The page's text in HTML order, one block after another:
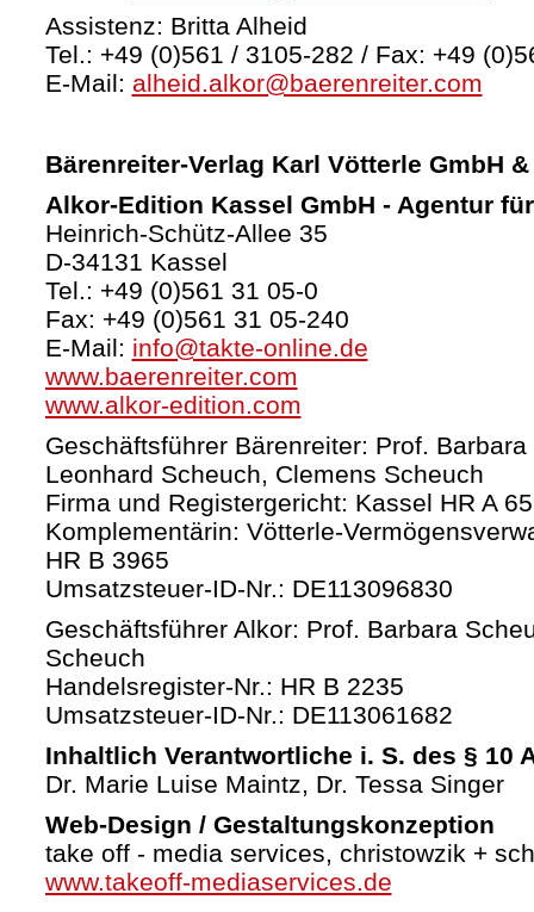
Assistenz: Britta Alheid
Tel.: +49 (0)561 / 3105-282 / Fax: +49
E-Mail: alheid.alkor@baerenreiter.com
Bärenreiter-Verlag Karl Vötterle GmbH &
Alkor-Edition Kassel GmbH - Agentur
Heinrich-Schütz-Allee 35
D-34131 Kassel
Tel.: +49 (0)561 31 05-0
Fax: +49 (0)561 31 05-240
E-Mail: info@takte-online.de
www.baerenreiter.com
www.alkor-edition.com
Geschäftsführer Bärenreiter: Prof.
Leonhard Scheuch, Clemens Scheuch
Firma und Registergericht: Kassel HR A
Komplementärin: Vötterle-
HR B 3965
Umsatzsteuer-ID-Nr.: DE113096830
Geschäftsführer Alkor: Prof. Barbara
Scheuch
Handelsregister-Nr.: HR B 2235
Umsatzsteuer-ID-Nr.: DE113061682
Inhaltlich Verantwortliche i. S. des § 10
Dr. Marie Luise Maintz, Dr. Tessa Singer
Web-Design / Gestaltungskonzeption
take off - media services, christowzik +
www.takeoff-mediaservices.de